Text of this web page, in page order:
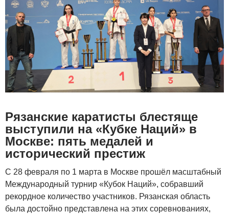
Рязанские каратисты блестяще
выступили на «Кубке Наций» в
Москве: пять медалей и
исторический престиж
С 28 февраля по 1 марта в Москве прошёл масштабный
Международный турнир «Кубок Наций», собравший
рекордное количество участников. Рязанская область
была достойно представлена на этих соревнованиях,